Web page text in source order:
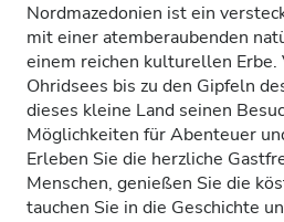
HDF-Dialyse
Akzeptiert
Patienten mit HIV
Patienten mit Hepatitis B
Preis
Nordmazedonien ist ein
mit einer atemberaubenden
einem reichen kulturellen Erbe.
Ohridsees bis zu den Gipfeln
dieses kleine Land seinen
Möglichkeiten für Abenteuer
Erleben Sie die herzliche
Menschen, genießen Sie die
tauchen Sie in die Geschichte